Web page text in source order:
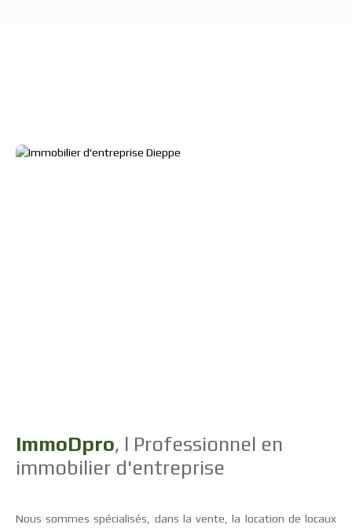
ImmoDpro, l Professionnel en
immobilier d'entreprise
Nous sommes spécialisés, dans la vente, la location de locaux